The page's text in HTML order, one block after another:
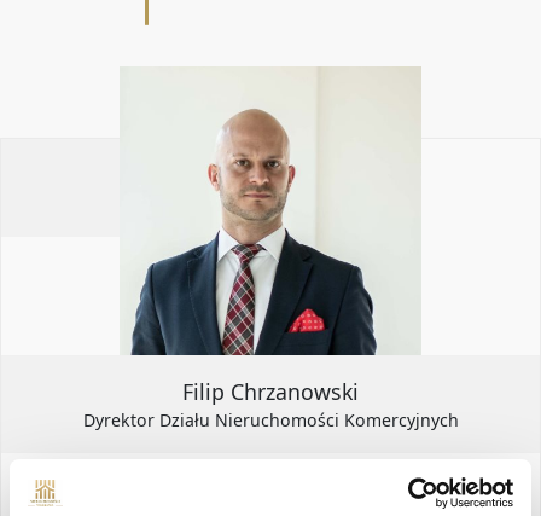
INDYWIDUALNYCH POTRZEB.
RELOKACJA / DOSTOSOWANIE UKŁADU /
WYPOSAŻENIE / PROJEKTY / WYCENY /
Filip Chrzanowski
Dyrektor Działu Nieruchomości Komercyjnych